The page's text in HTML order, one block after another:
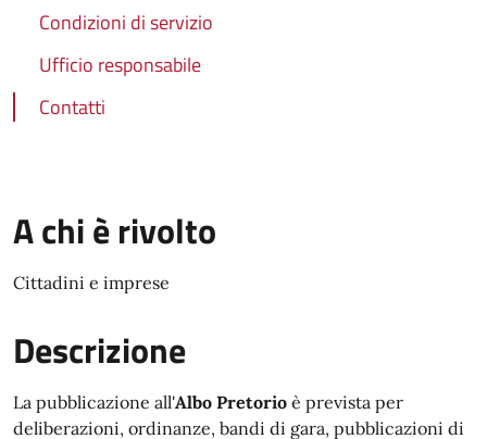
Condizioni di servizio
Ufficio responsabile
Contatti
A chi è rivolto
Cittadini e imprese
Descrizione
La pubblicazione all'Albo Pretorio è prevista per
deliberazioni, ordinanze, bandi di gara, pubblicazioni di